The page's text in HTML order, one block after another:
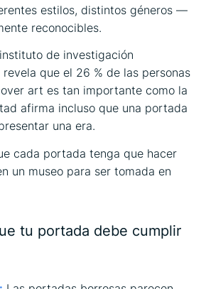
estilos, distintos géneros —
reconocibles.
de investigación
revela que el 26 % de las personas
art es tan importante como la
afirma incluso que una portada
una era.
cada portada tenga que hacer
un museo para ser tomada en
tu portada debe cumplir